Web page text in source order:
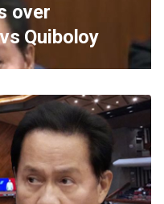
over
Quiboloy